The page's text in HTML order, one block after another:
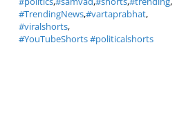
#TrendingNews,#vartaprabhat,
#viralshorts,
#YouTubeShorts #politicalshorts